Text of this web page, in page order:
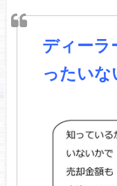
ディーラ
ったいな